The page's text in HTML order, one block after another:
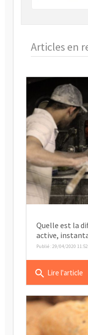
Articles en
Quelle est la
active,
Publié : 29/04/2020
search Lire l'article